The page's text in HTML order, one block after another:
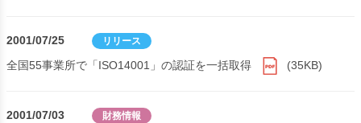
2001/07/25 リリース
全国55事業所で「ISO14001」の認証を一括取得 (35KB)
2001/07/03 財務情報